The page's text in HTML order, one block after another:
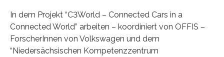
In dem Projekt “C3World – Connected Cars in a
Connected World” arbeiten – koordiniert von OFFIS –
ForscherInnen von Volkswagen und dem
“Niedersächsischen Kompetenzzentrum